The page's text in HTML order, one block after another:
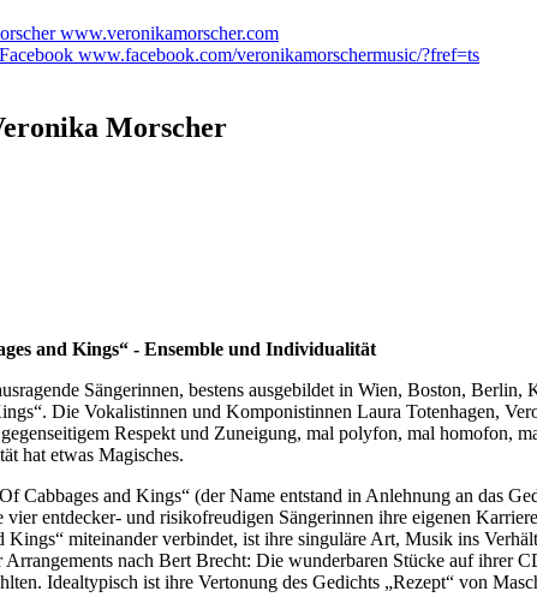
www.veronikamorscher.com
www.facebook.com/veronikamorschermusic/?fref=ts
Morscher
and Kings“ - Ensemble und Individualität
Sängerinnen, bestens ausgebildet in Wien, Boston,
Die Vokalistinnen und Komponistinnen Laura Totenhagen,
Respekt und Zuneigung, mal polyfon, mal homofon,
hat etwas Magisches.
Cabbages and Kings“ (der Name entstand in Anlehnung an das
entdecker- und risikofreudigen Sängerinnen ihre eigenen
miteinander verbindet, ist ihre singuläre Art, Musik ins
nach Bert Brecht: Die wunderbaren Stücke auf ihrer
Idealtypisch ist ihre Vertonung des Gedichts „Rezept“ von